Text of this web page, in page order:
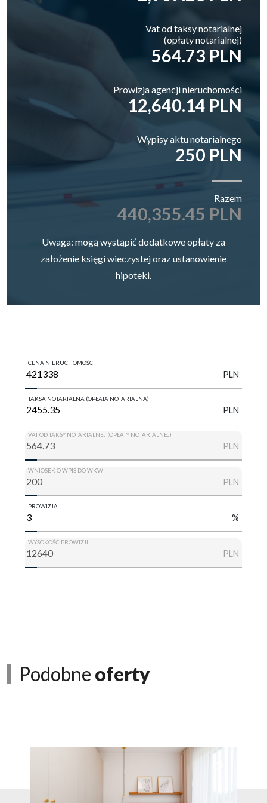
Vat od taksy notarialnej
(opłaty notarialnej)
564.73 PLN
Prowizja agencji nieruchomości
12,640.14 PLN
Wypisy aktu notarialnego
250 PLN
Razem
440,355.45 PLN
Uwaga: mogą wystąpić dodatkowe opłaty za
założenie księgi wieczystej oraz ustanowienie
hipoteki.
CENA NIERUCHOMOŚCI
PLN
TAKSA NOTARIALNA (OPŁATA NOTARIALNA)
PLN
VAT OD TAKSY NOTARIALNEJ (OPŁATY NOTARIALNEJ)
PLN
WNIOSEK O WPIS DO WKW
PLN
PROWIZJA
%
WYSOKOŚĆ PROWIZJI
PLN
Podobne oferty